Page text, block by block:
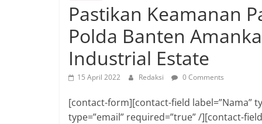
Pastikan Keamanan
Polda Banten
Industrial Estate
15 April 2022 Redaksi 0 Comments
[contact-form][contact-field label=”Nama”
type=”email” required=”true” /][contact-